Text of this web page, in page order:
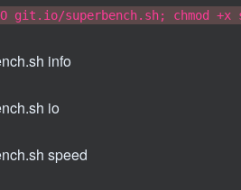
git.io/superbench.sh; chmod +x
info
io
speed